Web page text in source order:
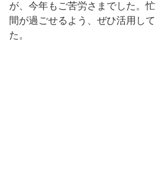
が、今年もご苦労さまでした。
間が過ごせるよう、ぜひ活用し
た。